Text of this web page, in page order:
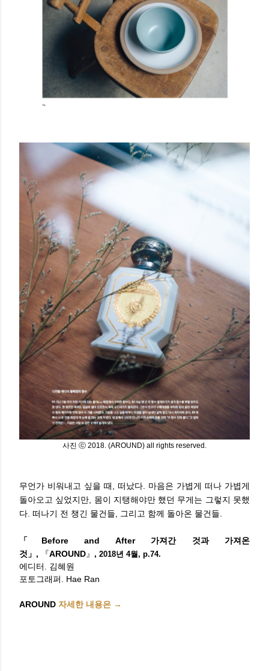
사진 ⓒ 2018. (AROUND) all rights reserved.
무언가 비워내고 싶을 때, 떠났다. 마음은 가볍게 떠나 가볍게
돌아오고 싶었지만, 몸이 지탱해야만 했던 무게는 그렇지 못했
다. 떠나기 전 챙긴 물건들, 그리고 함께 돌아온 물건들.
「Before and After 가져간 것과 가져온
것 」, 『AROUND』 , 2018년 4월, p.74.
에디터. 김혜원
포토그래퍼. Hae Ran
AROUND 자세한 내용은 →